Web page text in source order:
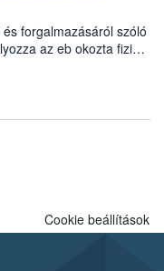
forgalmazásáról szóló
az eb okozta fizikai
felmerülő
eb tartását és annak
jártas szakértőt.
Cookie beállítások